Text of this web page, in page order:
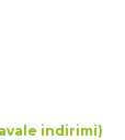
indirimi)